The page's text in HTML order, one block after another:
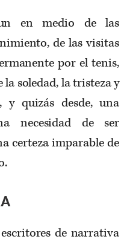
en medio de las
de las visitas
por el tenis,
soledad, la tristeza y
y quizás desde, una
necesidad de ser
certeza imparable de
de narrativa